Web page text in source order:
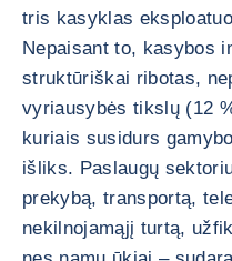
tris kasyklas
Nepaisant to, kasybos
struktūriškai ribotas,
vyriausybės tikslų (12
kuriais susidurs
išliks. Paslaugų
prekybą, transportą,
nekilnojamąjį turtą,